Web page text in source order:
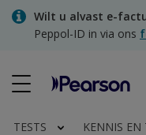
SkipWilt u alvast e-
Peppol-ID in via ons
Snel bestellen
TESTS KENNIS EN